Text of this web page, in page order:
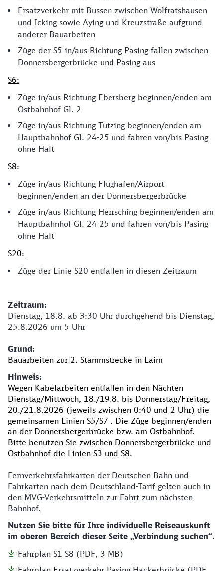
Ersatzverkehr mit Bussen zwischen Wolfratshausen
und Icking sowie Aying und Kreuzstraße aufgrund
anderer Bauarbeiten
Züge der S5 in/aus Richtung Pasing fallen zwischen
Donnersbergerbrücke und Pasing aus
S6:
Züge in/aus Richtung Ebersberg beginnen/enden am
Ostbahnhof Gl. 2
Züge in/aus Richtung Tutzing beginnen/enden am
Hauptbahnhof Gl. 24-25 und fahren von/bis Pasing
ohne Halt
S8:
Züge in/aus Richtung Flughafen/Airport
beginnen/enden an der Donnersbergerbrücke
Züge in/aus Richtung Herrsching beginnen/enden am
Hauptbahnhof Gl. 24-25 und fahren von/bis Pasing
ohne Halt
S20:
Züge der Linie S20 entfallen in diesen Zeitraum
Zeitraum:
Dienstag, 18.8. ab 3:30 Uhr durchgehend bis Dienstag,
25.8.2026 um 5 Uhr
Grund:
Bauarbeiten zur 2. Stammstrecke in Laim
Hinweis:
Wegen Kabelarbeiten entfallen in den Nächten
Dienstag/Mittwoch, 18./19.8. bis Donnerstag/Freitag,
20./21.8.2026 (jeweils zwischen 0:40 und 2 Uhr) die
gemeinsamen Linien S5/S7 . Die Züge beginnen/enden
an der Donnersbergerbrücke bzw. am Ostbahnhof.
Bitte benutzen Sie zwischen Donnersbergerbrücke und
Ostbahnhof die Linien S3 und S8.
Fernverkehrsfahrkarten der Deutschen Bahn und
Fahrkarten nach dem Deutschland-Tarif gelten auch in
den MVG-Verkehrsmitteln zur Fahrt zum nächsten
Bahnhof.
Nutzen Sie bitte für Ihre individuelle Reiseauskunft
im oberen Bereich dieser Seite „Verbindung suchen“.
Fahrplan S1-S8 (PDF, 3 MB)